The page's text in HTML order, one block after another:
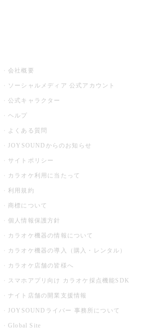
会社概要
ソーシャルメディア 公式アカウント
公式キャラクター
ヘルプ
よくある質問
JOYSOUNDからのお知らせ
サイトポリシー
カラオケ利用に当たって
利用規約
商標について
個人情報保護方針
カラオケ機器の情報について
カラオケ機器の導入（購入・レンタル）
カラオケ店舗の皆様へ
スマホアプリ向け カラオケ採点機能SDK
ナイト店舗の開業支援情報
JOYSOUNDライバー 事務所について
Global Site